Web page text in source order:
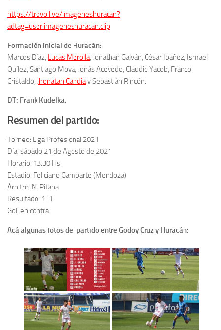
https://trovo.live/imageneshuracan?
adtag=user.imageneshuracan.clip
Formación inicial de Huracán:
Marcos Díaz, Lucas Merolla, Jonathan Galván, César Ibañez, Ismael
Quílez, Santiago Moya, Jonás Acevedo, Claudio Yacob, Franco
Cristaldo, Jhonatan Candiay Sebastián Rincón.
DT: Frank Kudelka.
Resumen del partido:
Torneo: Liga Profesional 2021
Día: sábado 21 de Agosto de 2021
Horario: 13.30 Hs.
Estadio: Feliciano Gambarte (Mendoza)
Árbitro: N. Pitana
Resultado: 1-1
Gol: en contra
Acá algunas fotos del partido entre Godoy Cruz y Huracán: